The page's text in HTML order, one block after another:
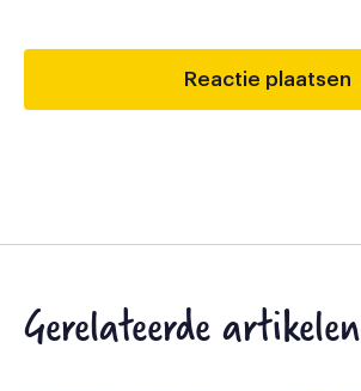
Gerelateerde artikelen